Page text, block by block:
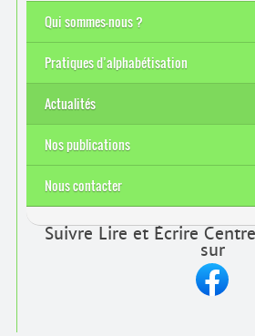
Qui sommes-nous ?
Pratiques d’alphabétisation
Actualités
Nos publications
Nous contacter
Suivre Lire et Écrire
sur